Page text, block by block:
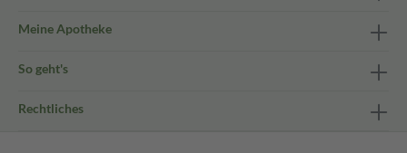
Meine Apotheke
So geht's
Rechtliches